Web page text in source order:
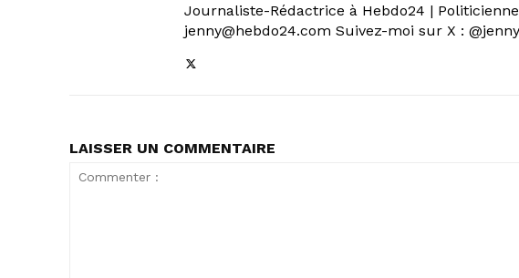
Journaliste-Rédactrice à Hebdo24 |
jenny@hebdo24.com Suivez-moi sur X :
LAISSER UN COMMENTAIRE